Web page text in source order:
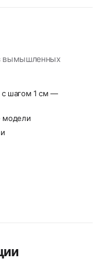
вымышленных
с шагом 1 см —
модели